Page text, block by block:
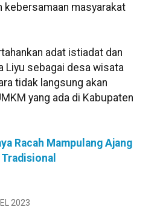
kebersamaan masyarakat
adat istiadat dan
Liyu sebagai desa wisata
tidak langsung akan
yang ada di Kabupaten
Racah Mampulang Ajang
2023